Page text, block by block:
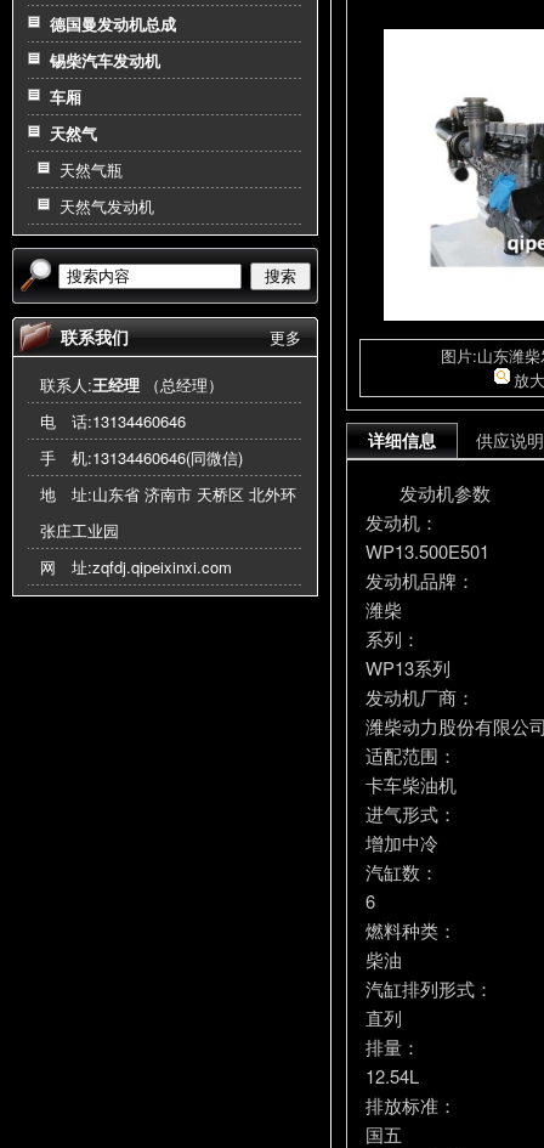
德国曼发动机总成
锡柴汽车发动机
车厢
天然气
天然气瓶
天然气发动机
搜索
更多
联系我们
联系人:王经理 （总经理）
电 话:13134460646
手 机:13134460646(同微信)
地 址:山东省 济南市 天桥区 北外环
张庄工业园
网 址:zqfdj.qipeixinxi.com
图片:山东潍
放
详细信息 供应说明
发动机参数
发动机：
WP13.500E501
发动机品牌：
潍柴
系列：
WP13系列
发动机厂商：
潍柴动力股份有限公
适配范围：
卡车柴油机
进气形式：
增加中冷
汽缸数：
6
燃料种类：
柴油
汽缸排列形式：
直列
排量：
12.54L
排放标准：
国五